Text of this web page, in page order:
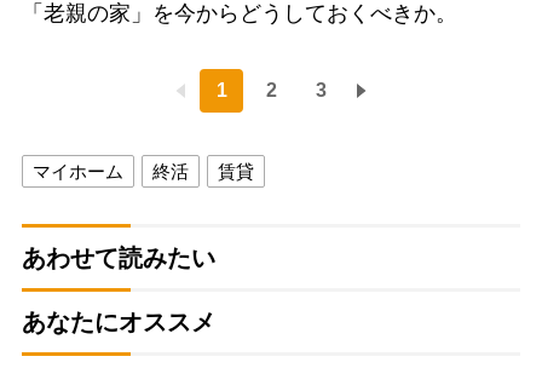
「老親の家」を今からどうしておくべきか。
1 2 3
マイホーム 終活 賃貸
あわせて読みたい
あなたにオススメ